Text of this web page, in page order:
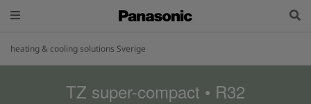
heating & cooling solutions Sverige
TZ super-compact • R32